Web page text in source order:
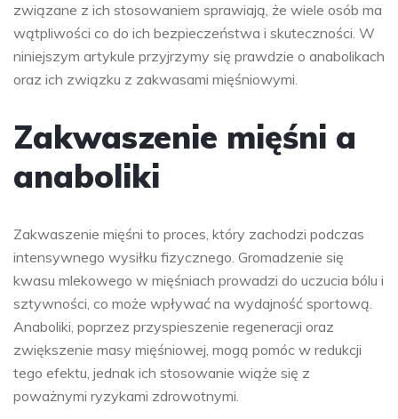
związane z ich stosowaniem sprawiają, że wiele osób ma
wątpliwości co do ich bezpieczeństwa i skuteczności. W
niniejszym artykule przyjrzymy się prawdzie o anabolikach
oraz ich związku z zakwasami mięśniowymi.
Zakwaszenie mięśni a
anaboliki
Zakwaszenie mięśni to proces, który zachodzi podczas
intensywnego wysiłku fizycznego. Gromadzenie się
kwasu mlekowego w mięśniach prowadzi do uczucia bólu i
sztywności, co może wpływać na wydajność sportową.
Anaboliki, poprzez przyspieszenie regeneracji oraz
zwiększenie masy mięśniowej, mogą pomóc w redukcji
tego efektu, jednak ich stosowanie wiąże się z
poważnymi ryzykami zdrowotnymi.